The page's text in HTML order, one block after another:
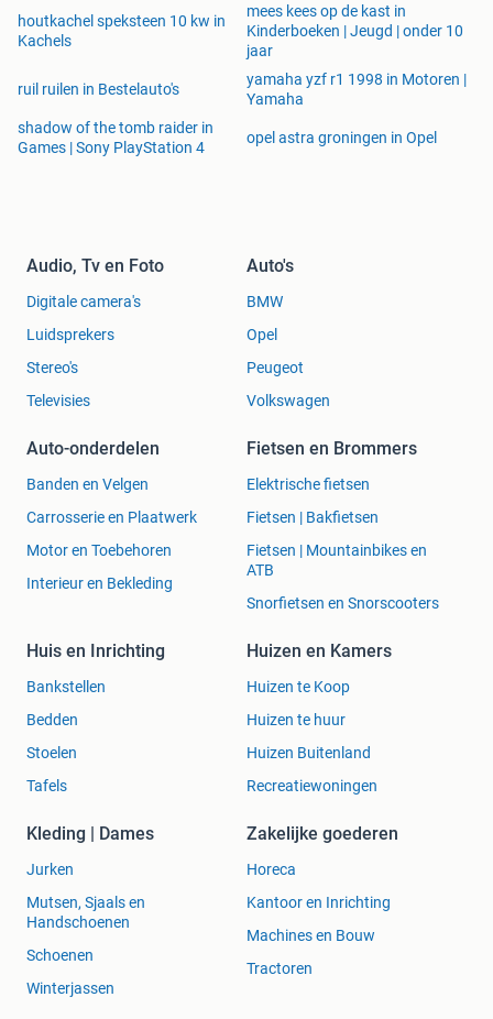
houtkachel speksteen 10 kw in
Kachels
mees kees op de kast in
Kinderboeken | Jeugd | onder 10
jaar
ruil ruilen in Bestelauto's
yamaha yzf r1 1998 in Motoren |
Yamaha
shadow of the tomb raider in
Games | Sony PlayStation 4
opel astra groningen in Opel
Audio, Tv en Foto
Digitale camera's
Luidsprekers
Stereo's
Televisies
Auto's
BMW
Opel
Peugeot
Volkswagen
Auto-onderdelen
Banden en Velgen
Carrosserie en Plaatwerk
Motor en Toebehoren
Interieur en Bekleding
Fietsen en Brommers
Elektrische fietsen
Fietsen | Bakfietsen
Fietsen | Mountainbikes en
ATB
Snorfietsen en Snorscooters
Huis en Inrichting
Bankstellen
Bedden
Stoelen
Tafels
Huizen en Kamers
Huizen te Koop
Huizen te huur
Huizen Buitenland
Recreatiewoningen
Kleding | Dames
Jurken
Mutsen, Sjaals en
Handschoenen
Schoenen
Winterjassen
Zakelijke goederen
Horeca
Kantoor en Inrichting
Machines en Bouw
Tractoren